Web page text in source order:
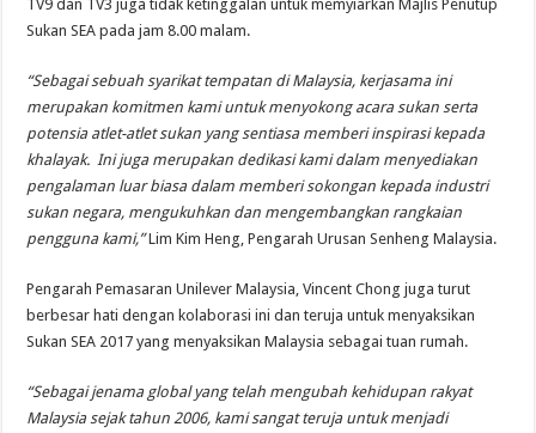
TV9 dan TV3 juga tidak ketinggalan untuk memyiarkan Majlis Penutup
Sukan SEA pada jam 8.00 malam.
“Sebagai sebuah syarikat tempatan di Malaysia, kerjasama ini
merupakan komitmen kami untuk menyokong acara sukan serta
potensia atlet-atlet sukan yang sentiasa memberi inspirasi kepada
khalayak. Ini juga merupakan dedikasi kami dalam menyediakan
pengalaman luar biasa dalam memberi sokongan kepada industri
sukan negara, mengukuhkan dan mengembangkan rangkaian
pengguna kami,”Lim Kim Heng, Pengarah Urusan Senheng Malaysia.
Pengarah Pemasaran Unilever Malaysia, Vincent Chong juga turut
berbesar hati dengan kolaborasi ini dan teruja untuk menyaksikan
Sukan SEA 2017 yang menyaksikan Malaysia sebagai tuan rumah.
“Sebagai jenama global yang telah mengubah kehidupan rakyat
Malaysia sejak tahun 2006, kami sangat teruja untuk menjadi